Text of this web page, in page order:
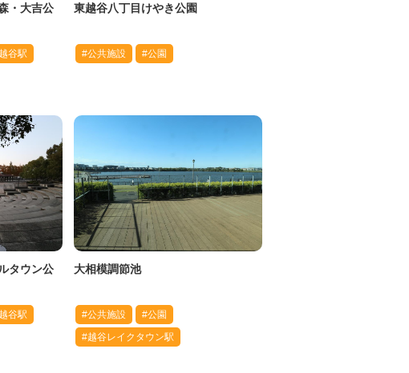
・大吉公
谷駅
東越谷八丁目けやき公園
#公共施設 #公園
タウン公
谷駅
大相模調節池
#公共施設
#公園
#越谷レイクタウン駅